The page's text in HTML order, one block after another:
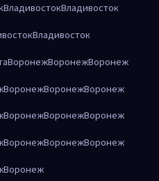
ВладивостокВладивосток
Владивосток
ВоронежВоронежВоронеж
ВоронежВоронежВоронеж
ВоронежВоронежВоронеж
ВоронежВоронежВоронеж
Воронеж